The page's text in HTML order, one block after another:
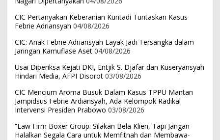
CIC Pertanyakan Keberanian Kuntadi Tuntaskan Kasus
Febrie Adriansyah 04/08/2026
CIC: Anak Febrie Adriansyah Layak Jadi Tersangka dalam
Jaringan Kamuflase Aset 04/08/2026
Usai Diperiksa Kejati DKI, Entjik S. Djafar dan Kuseryansyah
Hindari Media, AFPI Disorot 03/08/2026
CIC Mencium Aroma Busuk Dalam Kasus TPPU Mantan
Jampidsus Febrie Ardiansyah, Ada Kelompok Radikal
Intervensi Presiden Prabowo 03/08/2026
“Law Firm Boxer Group: Silakan Bela Klien, Tapi Jangan
Halalkan Segala Cara untuk Memfitnah dan Membawa-